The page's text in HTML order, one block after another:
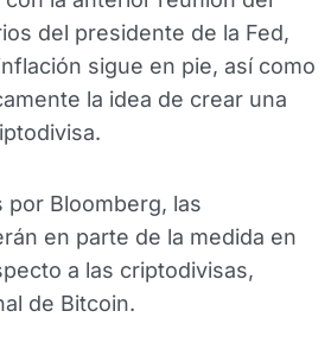
del presidente de la Fed,
sigue en pie, así como
la idea de crear una
Bloomberg, las
en parte de la medida en
a las criptodivisas,
de Bitcoin.